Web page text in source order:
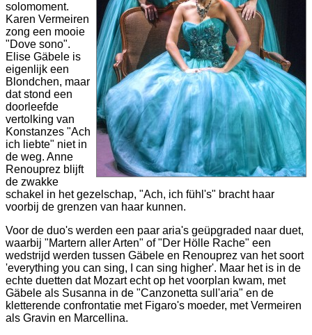
solomoment.
Karen Vermeiren
zong een mooie
"Dove sono".
Elise Gäbele is
eigenlijk een
Blondchen, maar
dat stond een
doorleefde
vertolking van
Konstanzes "Ach
ich liebte" niet in
de weg. Anne
Renouprez blijft
de zwakke
schakel in het gezelschap, "Ach, ich fühl's" bracht haar
voorbij de grenzen van haar kunnen.
Voor de duo's werden een paar aria's geüpgraded naar duet,
waarbij "Martern aller Arten" of "Der Hölle Rache" een
wedstrijd werden tussen Gäbele en Renouprez van het soort
'everything you can sing, I can sing higher'. Maar het is in de
echte duetten dat Mozart echt op het voorplan kwam, met
Gäbele als Susanna in de "Canzonetta sull'aria" en de
kletterende confrontatie met Figaro's moeder, met Vermeiren
als Gravin en Marcellina.